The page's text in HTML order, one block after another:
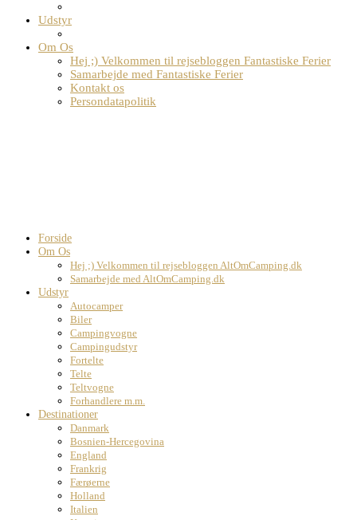
Udstyr
Om Os
Hej ;) Velkommen til rejsebloggen Fantastiske Ferier
Samarbejde med Fantastiske Ferier
Kontakt os
Persondatapolitik
Forside
Om Os
Hej ;) Velkommen til rejsebloggen AltOmCamping.dk
Samarbejde med AltOmCamping.dk
Udstyr
Autocamper
Biler
Campingvogne
Campingudstyr
Fortelte
Telte
Teltvogne
Forhandlere m.m.
Destinationer
Danmark
Bosnien-Hercegovina
England
Frankrig
Færøerne
Holland
Italien